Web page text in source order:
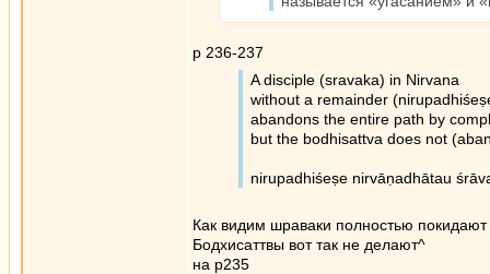
p 236-237
A disciple (sravaka) in Nirvana
without a remainder
abandons the entire path by
but the bodhisattva does not
nirupadhiśeṣe nirvāṇadhātau
Как видим шраваки полностью
Бодхисаттвы вот так не делают^
на p235